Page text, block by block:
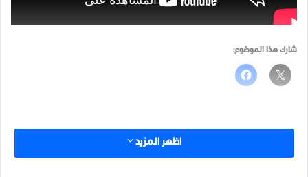
شارك هذا الموضوع:
مرتبط
اظهر المزيد